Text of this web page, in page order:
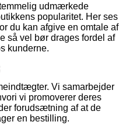
udmærkede
popularitet. Her ses
du kan afgive en omtale af
så vel bør drages fordel af
kunderne.
Vi samarbejder
vi promoverer deres
forudsætning af at de
en bestilling.